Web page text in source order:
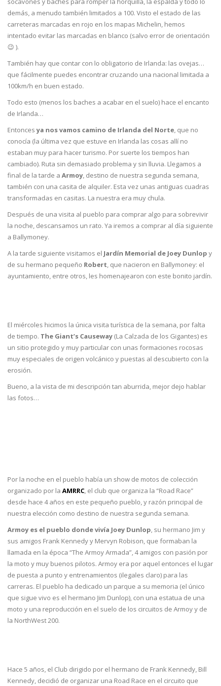
demás, a menudo también limitados a 100. Visto el estado de las
carreteras marcadas en rojo en los mapas Michelin, hemos
intentado evitar las marcadas en blanco (salvo error de orientación
😉 ).
También hay que contar con lo obligatorio de Irlanda: las ovejas…
que fácilmente puedes encontrar cruzando una nacional limitada a
100km/h en buen estado.
Todo esto (menos los baches a acabar en el suelo) hace el encanto
de Irlanda…
Entoncesya nos vamos camino de Irlanda del Norte, que no
conocía (la última vez que estuve en Irlanda las cosas allí no
estaban muy para hacer turismo. Por suerte los tiempos han
cambiado). Ruta sin demasiado problema y sin lluvia. Llegamos a
final de la tarde a Armoy, destino de nuestra segunda semana,
también con una casita de alquiler. Esta vez unas antiguas cuadras
transformadas en casitas. La nuestra era muy chula.
Después de una visita al pueblo para comprar algo para sobrevivir
la noche, descansamos un rato. Ya iremos a comprar al día siguiente
a Ballymoney.
A la tarde siguiente visitamos el Jardín Memorial de Joey Dunlop y
de su hermano pequeño Robert, que nacieron en Ballymoney: el
ayuntamiento, entre otros, les homenajearon con este bonito jardín.
El miércoles hicimos la única visita turística de la semana, por falta
de tiempo. The Giant’s Causeway (La Calzada de los Gigantes) es
un sitio protegido y muy particular con unas formaciones rocosas
muy especiales de origen volcánico y puestas al descubierto con la
erosión.
Bueno, a la vista de mi descripción tan aburrida, mejor dejo hablar
las fotos…
Por la noche en el pueblo había un show de motos de colección
organizado por la AMRRC, el club que organiza la “Road Race”
desde hace 4 años en este pequeño pueblo, y razón principal de
nuestra elección como destino de nuestra segunda semana.
Armoy es el pueblo donde vivía Joey Dunlop, su hermano Jim y
sus amigos Frank Kennedy y Mervyn Robison, que formaban la
llamada en la época “The Armoy Armada”, 4 amigos con pasión por
la moto y muy buenos pilotos. Armoy era por aquel entonces el lugar
de puesta a punto y entrenamientos (ilegales claro) para las
carreras. El pueblo ha dedicado un parque a su memoria (el único
que sigue vivo es el hermano Jim Dunlop), con una estatua de una
moto y una reproducción en el suelo de los circuitos de Armoy y de
la NorthWest 200.
Hace 5 años, el Club dirigido por el hermano de Frank Kennedy, Bill
Kennedy, decidió de organizar una Road Race en el circuito que